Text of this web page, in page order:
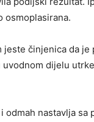
osmoplasirana.
činjenica da je
dijelu
nastavlja sa